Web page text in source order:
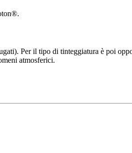
Per il tipo di tinteggiatura è poi
atmosferici.